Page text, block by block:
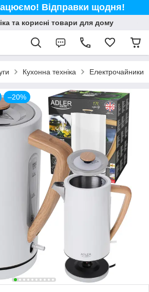
Відправки щодня!
та корисні товари для дому
Кухонна техніка Електрочайники
–20%